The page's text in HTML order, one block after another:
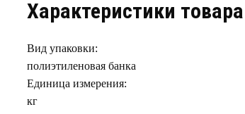
Характеристики товара
Вид упаковки:
полиэтиленовая банка
Единица измерения:
кг